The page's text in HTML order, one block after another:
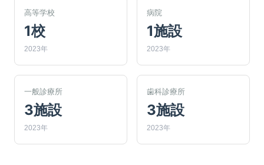
高等学校
1校
2023年
病院
1施設
2023年
一般診療所
3施設
2023年
歯科診療所
3施設
2023年